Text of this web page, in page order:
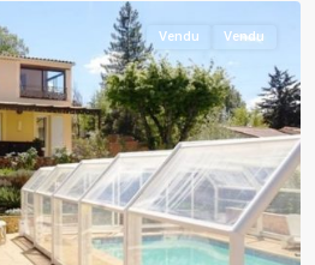
Vendu Vendu